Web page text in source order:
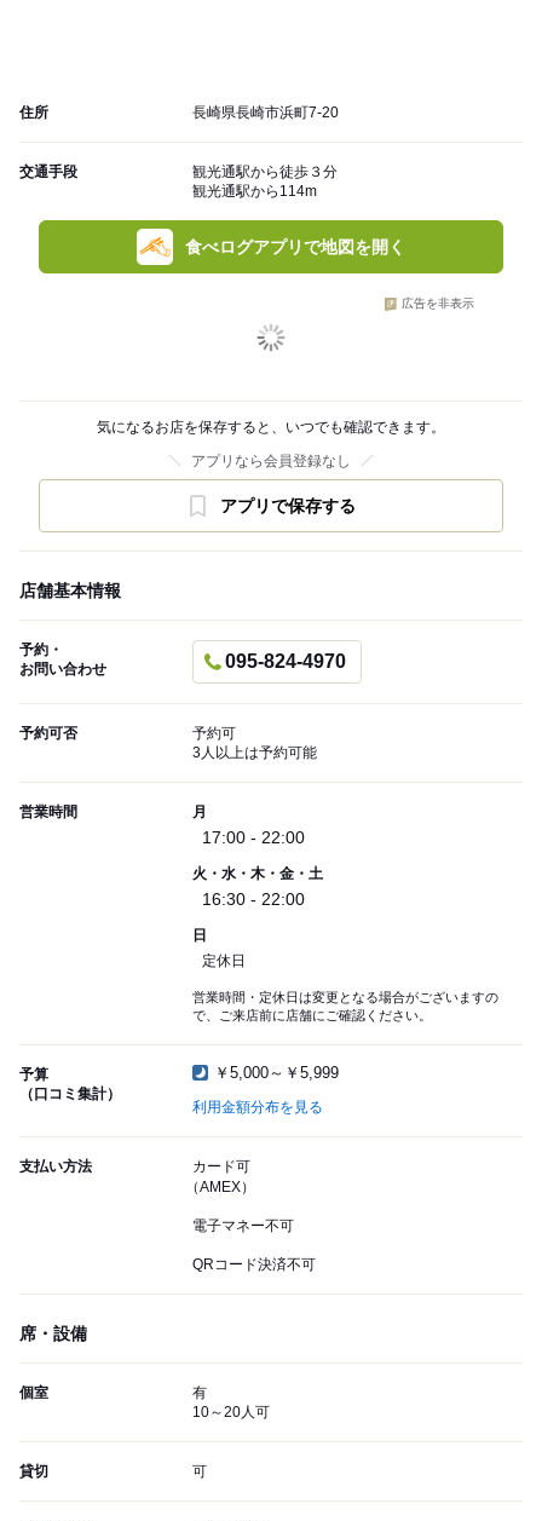
住所 長崎県長崎市浜町7-20
交通手段
観光通駅から徒歩３分
観光通駅から114m
食べログアプリで地図を開く
広告を非表示
気になるお店を保存すると、いつでも確認できます。
アプリなら会員登録なし
アプリで保存する
店舗基本情報
予約・
お問い合わせ
095-824-4970
予約可否
予約可
3人以上は予約可能
営業時間 月
17:00 - 22:00
火・水・木・金・土
16:30 - 22:00
日
定休日
営業時間・定休日は変更となる場合がございますの
で、ご来店前に店舗にご確認ください。
予算
（口コミ集計）
￥5,000～￥5,999
利用金額分布を見る
支払い方法
カード可
（AMEX）
電子マネー不可
QRコード決済不可
席・設備
個室
有
10～20人可
貸切 可